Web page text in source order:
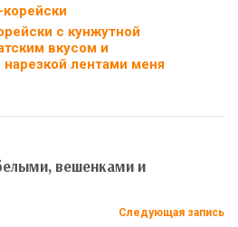
с кунжутной
вкусом и
лентами меня
вешенками и
Следующая запись